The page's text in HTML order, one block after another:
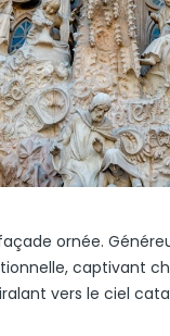
ornée.
captivant
vers le ciel